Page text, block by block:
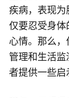
疾病，表现
仅要忍受身
心情。那么
管理和生活
者提供一些启